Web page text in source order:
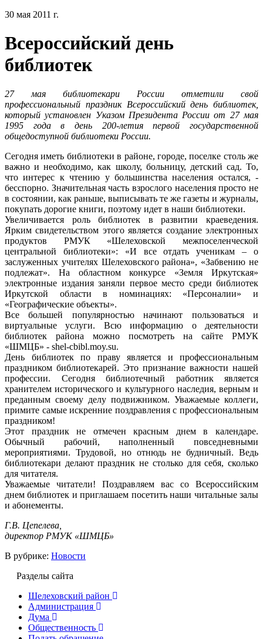
30 мая 2011 г.
Всероссийский день
библиотек
27 мая библиотекари России отметили свой
профессиональный праздник Всероссийский день библиотек,
который установлен Указом Президента России от 27 мая
1995 года в день 200-летия первой государственной
общедоступной библиотеки России.
Сегодня иметь библиотеки в районе, городе, поселке столь же
важно и необходимо, как школу, больницу, детский сад. То,
что интерес к чтению у большинства населения остался, -
бесспорно. Значительная часть взрослого населения просто не
в состоянии, как раньше, выписывать те же газеты и журналы,
покупать дорогие книги, поэтому идет в наши библиотеки.
Увеличивается роль библиотек в развитии краеведения.
Ярким свидетельством этого является создание электронных
продуктов РМУК «Шелеховской межпоселенческой
центральной библиотеки»: «И все отдать ученикам – о
заслуженных учителях Шелеховского района», «Забвению не
подлежат». На областном конкурсе «Земля Иркутская»
электронные издания заняли первое место среди библиотек
Иркутской области в номинациях: «Персоналии» и
«Географические объекты».
Все большей популярностью начинают пользоваться и
виртуальные услуги. Всю информацию о деятельности
библиотек района можно посмотреть на сайте РМУК
«ШМЦБ» - shel-cbibl.moy.su.
День библиотек по праву является и профессиональным
праздником библиотекарей. Это признание важности нашей
профессии. Сегодня библиотечный работник является
хранителем исторического и культурного наследия, верным и
преданным своему делу подвижником. Уважаемые коллеги,
примите самые искренние поздравления с профессиональным
праздником!
Этот праздник не отмечен красным днем в календаре.
Обычный рабочий, наполненный повседневными
мероприятиями. Трудовой, но отнюдь не будничный. Ведь
библиотекари делают праздник не столько для себя, сколько
для читателя.
Уважаемые читатели! Поздравляем вас со Всероссийским
днем библиотек и приглашаем посетить наши читальные залы
и абонементы.
Г.В. Цепелева,
директор РМУК «ШМЦБ»
В рубрике: Новости
Разделы сайта
Шелеховский район
Администрация
Дума
Общественность